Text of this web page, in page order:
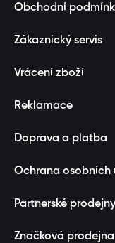
Obchodní
Zákaznický servis
Vrácení zboží
Reklamace
Doprava a platba
Ochrana osobních
Partnerské prodejny
Značková prodejna